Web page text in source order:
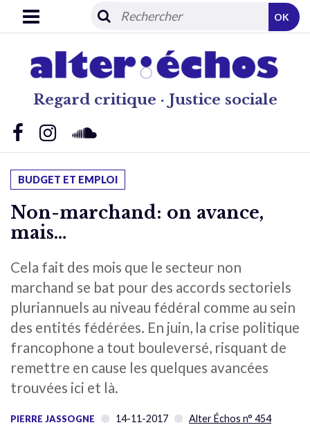
Regard critique · Justice sociale
OK
BUDGET ET EMPLOI
Non-marchand: on avance,
mais…
Cela fait des mois que le secteur non
marchand se bat pour des accords sectoriels
pluriannuels au niveau fédéral comme au sein
des entités fédérées. En juin, la crise politique
francophone a tout bouleversé, risquant de
remettre en cause les quelques avancées
trouvées ici et là.
PIERRE JASSOGNE 14-11-2017 Alter Échos n° 454